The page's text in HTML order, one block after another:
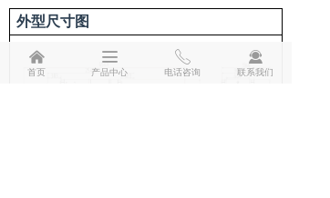
낀
首页
끀
产品中心
ꂅ
电话咨询
끤
联系我们
外型尺寸图